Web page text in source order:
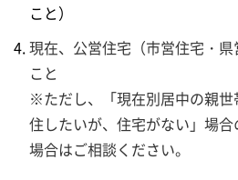
こと）
現在、公営住宅（市営住宅・
こと
※ただし、「現在別居中の親
住したいが、住宅がない」場
場合はご相談ください。